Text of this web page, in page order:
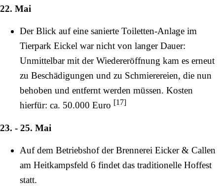
22. Mai
Der Blick auf eine sanierte Toiletten-Anlage im
Tierpark Eickel war nicht von langer Dauer:
Unmittelbar mit der Wiedereröffnung kam es erneut
zu Beschädigungen und zu Schmierereien, die nun
behoben und entfernt werden müssen. Kosten
hierfür: ca. 50.000 Euro [17]
23. - 25. Mai
Auf dem Betriebshof der Brennerei Eicker & Callen
am Heitkampsfeld 6 findet das traditionelle Hoffest
statt.